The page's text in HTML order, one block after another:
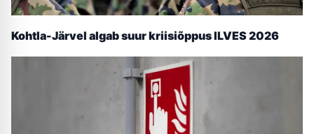
Kohtla-Järvel algab suur kriisiõppus ILVES 2026